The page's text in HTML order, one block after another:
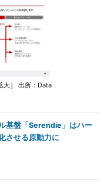
大］ 出所：Data
基盤「Serendie」はハー
させる原動力に